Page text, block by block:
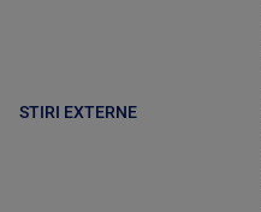
STIRI EXTERNE